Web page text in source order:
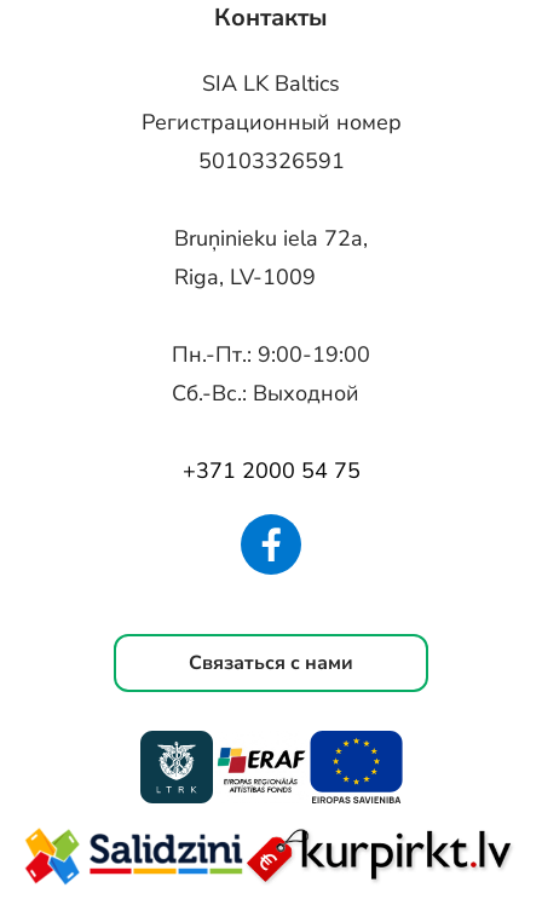
Контакты
SIA LK Baltics
Регистрационный номер
50103326591
Bruņinieku iela 72a,
Riga, LV-1009
Пн.-Пт.: 9:00-19:00
Сб.-Вс.: Выходной
+371 2000 54 75
Связаться с нами